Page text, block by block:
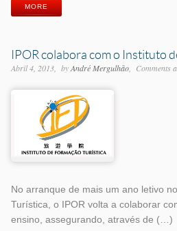
MORE
IPOR colabora com o Instituto
Abril 4, 2013 byAndré Mergulhão Comments
No arranque de mais um ano letivo
Turística, o IPOR volta a colaborar
ensino, assegurando, através de (…)